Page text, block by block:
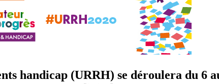
handicap (URRH) se déroulera du 6